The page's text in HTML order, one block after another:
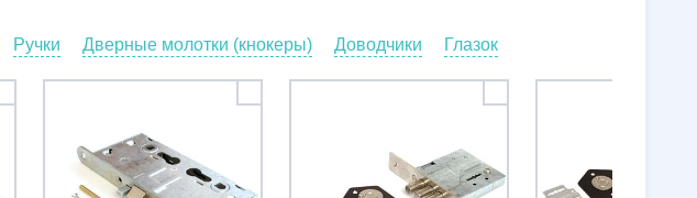
Ручки Дверные молотки (кнокеры) Доводчики Глазок